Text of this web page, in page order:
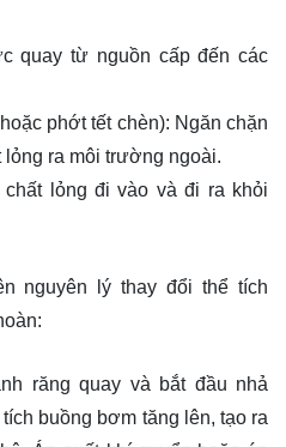
quay từ nguồn cấp đến các
phớt tết chèn): Ngăn chặn
lỏng ra môi trường ngoài.
lỏng đi vào và đi ra khỏi
nguyên lý thay đổi thể tích
răng quay và bắt đầu nhả
buồng bơm tăng lên, tạo ra